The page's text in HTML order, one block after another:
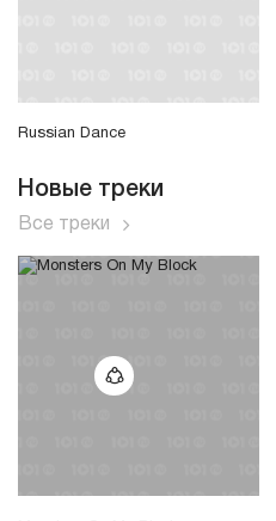
Russian Dance
Новые треки
Все треки